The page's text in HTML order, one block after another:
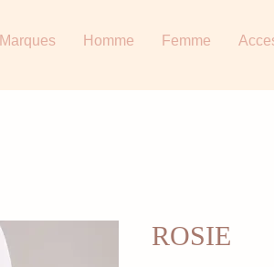
Marques Homme Femme
ROSIE